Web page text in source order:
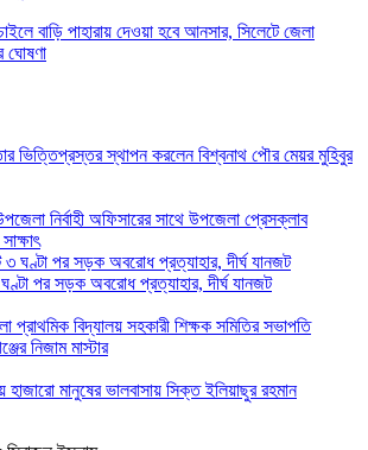
বাড়ি পাহারায় দেওয়া হবে আনসার, সিলেটে জেলা
ঘোষণা
ভিত্তিপ্রস্তর স্থাপন করলেন বিশ্বনাথ পৌর মেয়র মুহিবুর
নির্বাহী অফিসারের সাথে উপজেলা প্রেসক্লাব
পর সড়ক অবরোধ প্রত্যাহার, দীর্ঘ যানজট
প্রাথমিক বিদ্যালয় সহকারী শিক্ষক সমিতির সভাপতি
নিজাম মাস্টার
হাজারো মানুষের ভালবাসায় সিক্ত ইলিয়াছুর রহমান